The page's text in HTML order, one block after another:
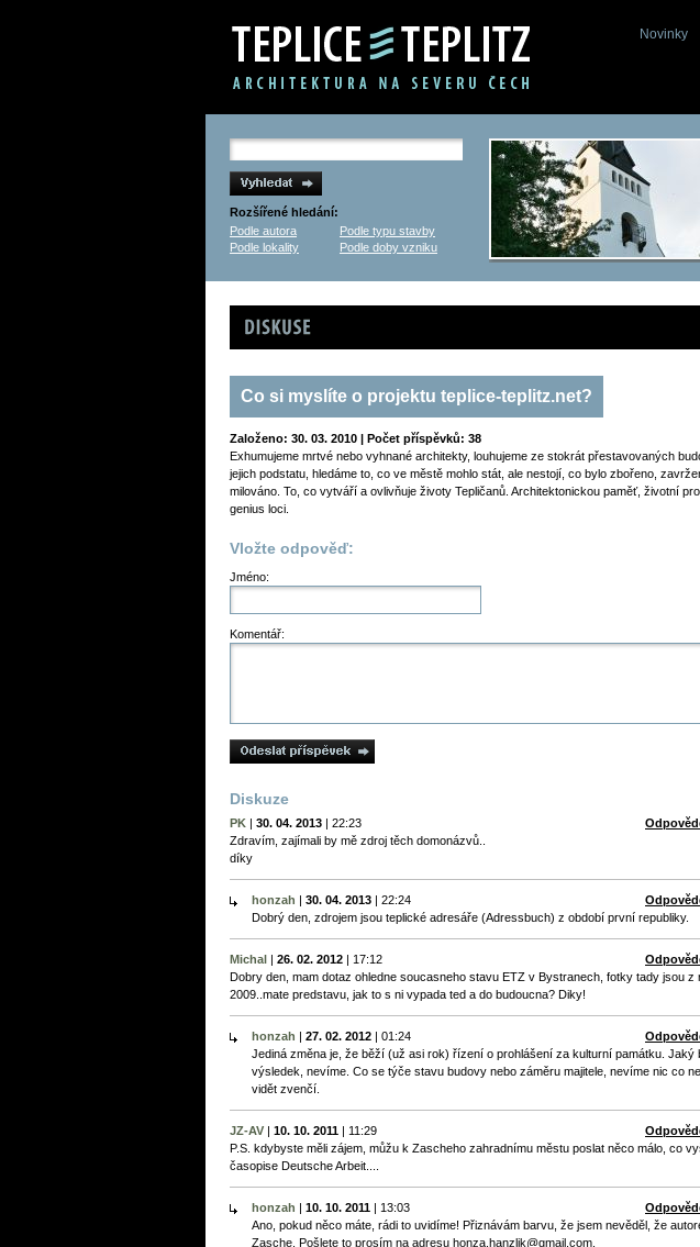
Novinky
Rozšířené hledání:
Podle autora
Podle typu stavby
Podle lokality
Podle doby vzniku
Diskuse
Co si myslíte o projektu teplice-teplitz.net?
Založeno: 30. 03. 2010 | Počet příspěvků: 38
Exhumujeme mrtvé nebo vyhnané architekty, louhujeme ze stokrát přestavovaných
jejich podstatu, hledáme to, co ve městě mohlo stát, ale nestojí, co bylo zbořeno,
milováno. To, co vytváří a ovlivňuje životy Tepličanů. Architektonickou paměť, životní
genius loci.
Vložte odpověď:
Jméno:
Komentář:
Diskuze
PK | 30. 04. 2013 | 22:23
Zdravím, zajímali by mě zdroj těch domonázvů..
díky
honzah | 30. 04. 2013 | 22:24
Dobrý den, zdrojem jsou teplické adresáře (Adressbuch) z období první republiky.
Michal | 26. 02. 2012 | 17:12
Dobry den, mam dotaz ohledne soucasneho stavu ETZ v Bystranech, fotky tady jsou z
2009..mate predstavu, jak to s ni vypada ted a do budoucna? Diky!
honzah | 27. 02. 2012 | 01:24
Jediná změna je, že běží (už asi rok) řízení o prohlášení za kulturní památku. Jaký
výsledek, nevíme. Co se týče stavu budovy nebo záměru majitele, nevíme nic co
vidět zvenčí.
JZ-AV | 10. 10. 2011 | 11:29
P.S. kdybyste měli zájem, můžu k Zascheho zahradnímu městu poslat něco málo, co
časopise Deutsche Arbeit....
honzah | 10. 10. 2011 | 13:03
Ano, pokud něco máte, rádi to uvidíme! Přiznávám barvu, že jsem nevěděl, že
Zasche. Pošlete to prosím na adresu honza.hanzlik@gmail.com.